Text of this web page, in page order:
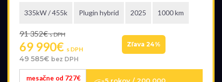
335kW / 455k Plugin hybrid 2025 1000 km
91 352€s DPH
69 990€ s DPH
49 585€ bez DPH
Zľava 24%
mesačne od 727€
5 rokov / 200 000